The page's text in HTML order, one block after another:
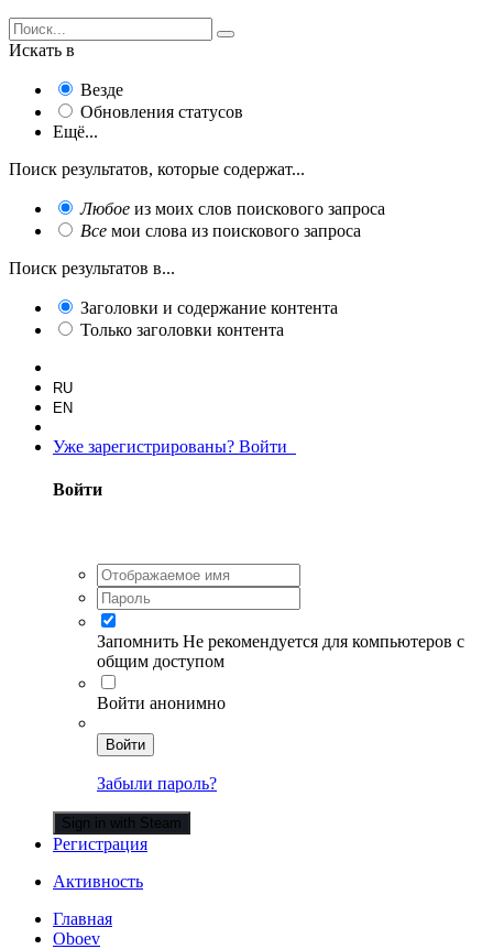
Искать в
Везде
Обновления статусов
Ещё...
Поиск результатов, которые содержат...
Любое из моих слов поискового запроса
Все мои слова из поискового запроса
Поиск результатов в...
Заголовки и содержание контента
Только заголовки контента
RU
EN
Уже зарегистрированы? Войти
Войти
Запомнить Не рекомендуется для компьютеров с
общим доступом
Войти анонимно
Войти
Забыли пароль?
Sign in with Steam
Регистрация
Активность
Главная
Oboev